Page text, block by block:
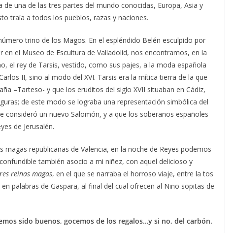
una de las tres partes del mundo conocidas, Europa, Asia y
traía a todos los pueblos, razas y naciones.
trino de los Magos. En el espléndido Belén esculpido por
en el Museo de Escultura de Valladolid, nos encontramos, en la
el rey de Tarsis, vestido, como sus pajes, a la moda española
II, sino al modo del XVI. Tarsis era la mítica tierra de la que
–Tarteso- y que los eruditos del siglo XVII situaban en Cádiz,
de este modo se lograba una representación simbólica del
consideró un nuevo Salomón, y a que los soberanos españoles
de Jerusalén.
republicanas de Valencia, en la noche de Reyes podemos
también asocio a mi niñez, con aquel delicioso y
reinas magas, en el que se narraba el horroso viaje, entre la tos
palabras de Gaspara, al final del cual ofrecen al Niño sopitas de
sido buenos, gocemos de los regalos…y si no, del carbón.